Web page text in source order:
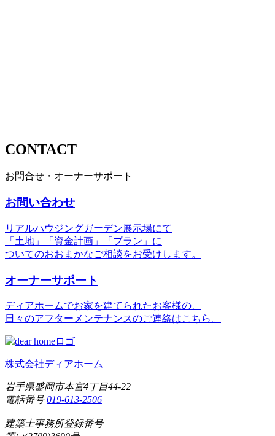
CONTACT
お問合せ・オーナーサポート
お問い合わせ
リアルハウジングガーデン展示場にて
「土地」「資金計画」「プラン」に
ついてのおおまかなご相談をお受けします。
オーナーサポート
ディアホームでお家を建てられたお客様の、
日々のアフターメンテナンスのご連絡はこちら。
株式会社ディアホーム
岩手県盛岡市本宮4丁目44-22
電話番号019-613-2506
建築士事務所登録番号